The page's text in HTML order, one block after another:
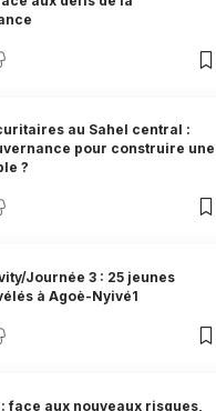
au Sahel central :
pour construire une
?
Journée 3 : 25 jeunes
à Agoè-Nyivé1
: face aux nouveaux risques,